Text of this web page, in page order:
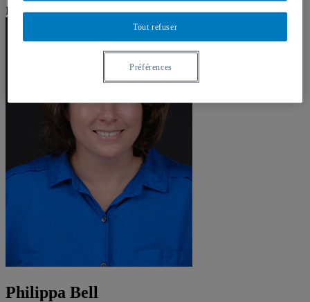
Professeure
Philippa Bell
Tout refuser
Préférences